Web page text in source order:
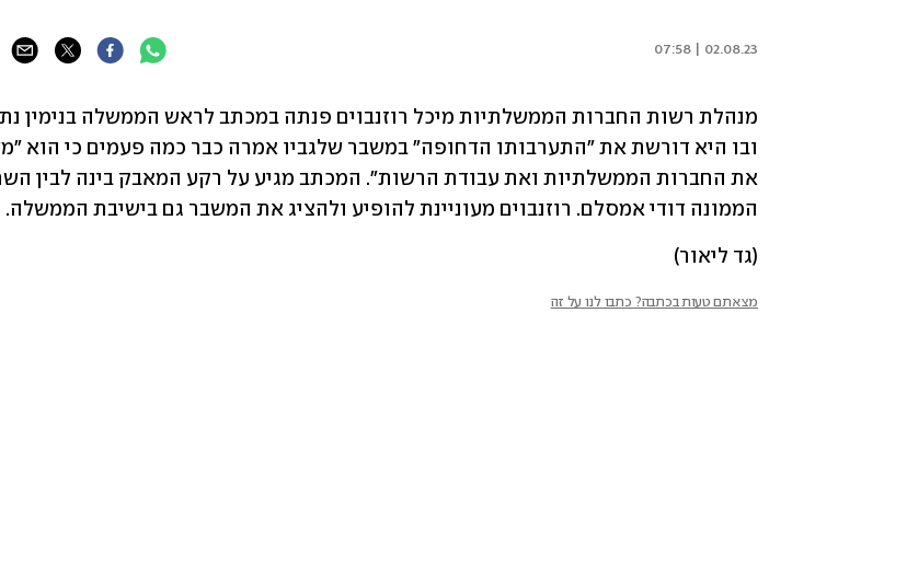
02.08.23 | 07:58
הממונה דודי אמסלם. רוזנבוים מעוניינת להופיע ולהציג את המשבר גם בישיבת הממשלה.
(גד ליאור)
מצאתם טעות בכתבה? כתבו לנו על זה